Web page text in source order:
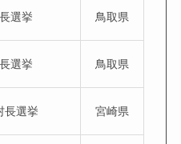
選挙 鳥取県
選挙 鳥取県
長選挙 宮崎県